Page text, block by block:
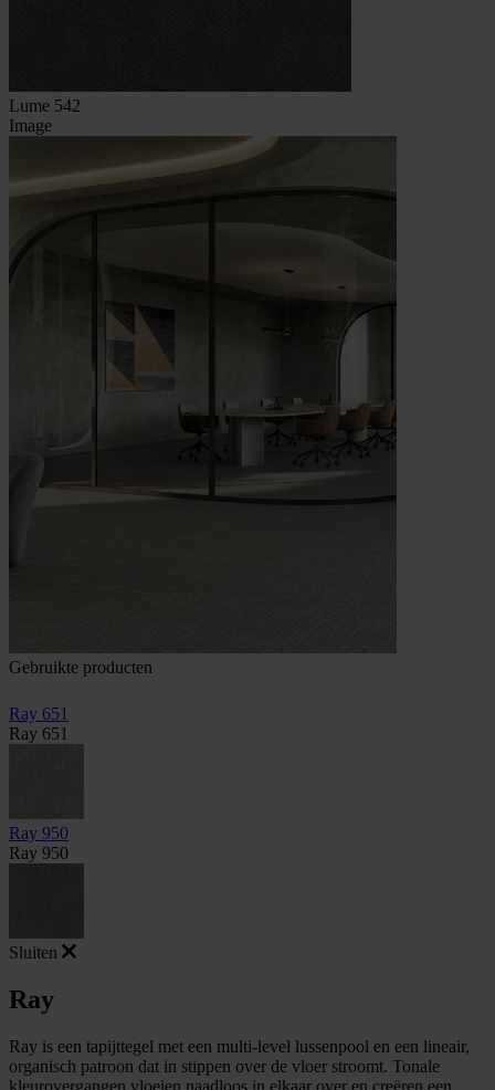
Lume 542
Image
Gebruikte producten
Ray 651
Ray 651
Ray 950
Ray 950
Sluiten
Ray
Ray is een tapijttegel met een multi-level lussenpool en een lineair,
organisch patroon dat in stippen over de vloer stroomt. Tonale
kleurovergangen vloeien naadloos in elkaar over en creëren een